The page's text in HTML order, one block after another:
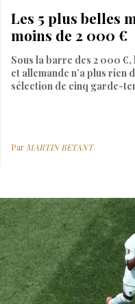
Les 5 plus belles
moins de 2 000 €
Sous la barre des 2 000
et allemande n’a plus rien
sélection de cinq garde-
Par MARTIN BETANT